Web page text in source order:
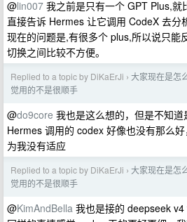
@lin007 我之前是只有一个 GPT Plus,
直接告诉 Hermes 让它调用 CodeX 去分
现在的问题是,有很多个 plus,所以说只能
切换之间比较不方便。
Replied to a topic by DiKaErJi › 大家现在是怎
觉用的不是很顺手
@do9core 我也是这么想的，但是不知
Hermes 调用的 codex 好像也没有那么
为我没有适应
Replied to a topic by DiKaErJi › 大家现在是怎
觉用的不是很顺手
@KimAndBella 我也是接的 deepseek